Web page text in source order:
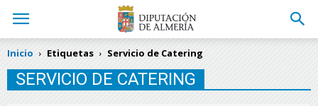
Inicio Etiquetas Servicio de Catering
SERVICIO DE CATERING